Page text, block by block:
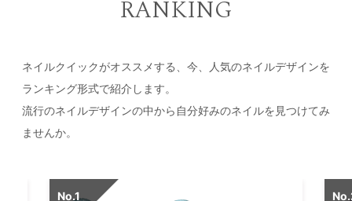
RANKING
ネイルクイックがオススメする、今、人気のネイルデザインを
ランキング形式で紹介します。
流行のネイルデザインの中から自分好みのネイルを見つけてみ
ませんか。